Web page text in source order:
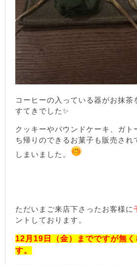
コーヒーの入っている器がお抹茶
すてきでした✨
クッキーやパウンドケーキ、ガト
ち帰りのできるお菓子も販売され
しまいました。
ただいまご来店下さったお客様に
ントしております。
12月19日（金）までですが無
す。